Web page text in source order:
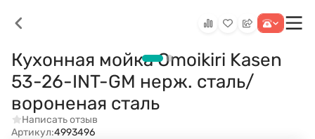
Кухонная мойка Omoikiri Kasen
53-26-INT-GM нерж. сталь/
вороненая сталь
Написать отзыв
Артикул:4993496